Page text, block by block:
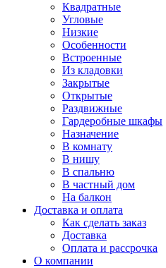
Квадратные
Угловые
Низкие
Особенности
Встроенные
Из кладовки
Закрытые
Открытые
Раздвижные
Гардеробные шкафы
Назначение
В комнату
В нишу
В спальню
В частный дом
На балкон
Доставка и оплата
Как сделать заказ
Доставка
Оплата и рассрочка
О компании